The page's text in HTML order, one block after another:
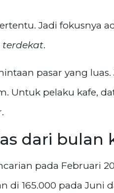
Jadi fokusnya
.
pasar yang luas.
Untuk pelaku kafe,
dari bulan
pada Februari
di 165.000 pada Juni